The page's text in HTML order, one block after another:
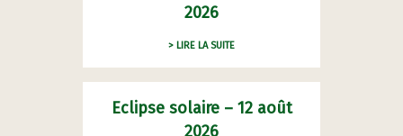
2026
> LIRE LA SUITE
Eclipse solaire – 12 août
2026